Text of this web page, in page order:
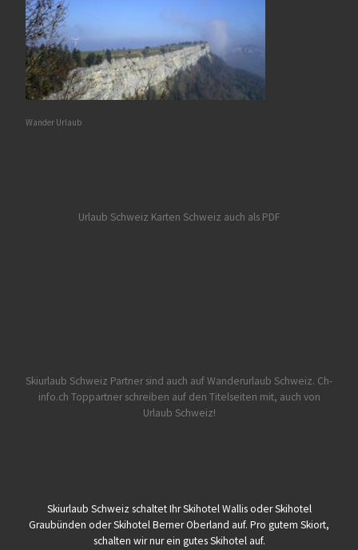
Wander Urlaub
Urlaub Schweiz Karten Schweiz auch als PDF
Skiurlaub Schweiz Partner sind auch auf Wanderurlaub Schweiz. Ch-
info.ch Toppartner schreiben auf den Titelseiten mit, auch von
Urlaub Schweiz!
Skiurlaub Schweiz schaltet Ihr Skihotel Wallis oder Skihotel
Graubünden oder Skihotel Berner Oberland auf. Pro gutem Skiort,
schalten wir nur ein gutes Skihotel auf.